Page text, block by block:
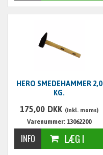
HERO SMEDEHAMMER 2,0
KG.
175,00 DKK (inkl. moms)
Varenummer: 13062200